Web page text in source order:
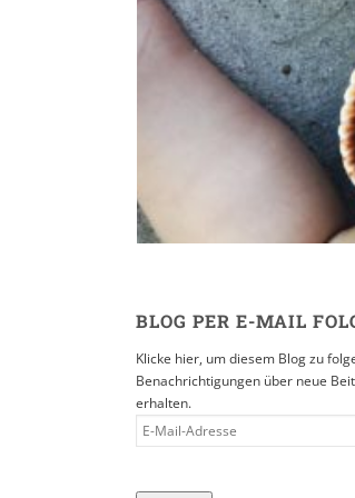
Reisen
16.
BLOG PER E-MAIL
Klicke hier, um diesem Blog zu
Benachrichtigungen über neue
erhalten.
E-
MAIL-